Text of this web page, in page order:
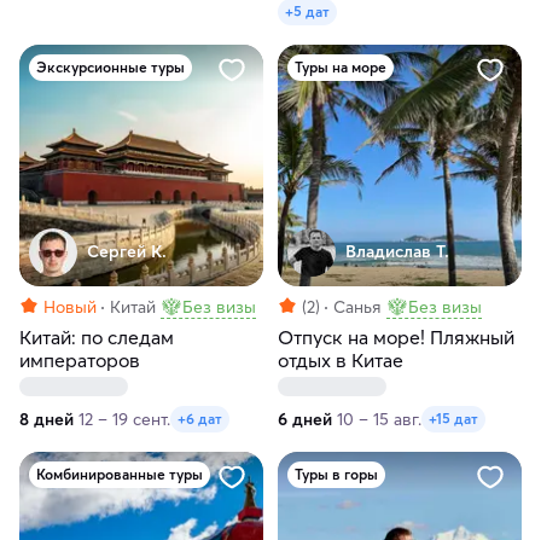
+5 дат
Экскурсионные туры
Сергей К.
Новый Китай Без визы
Китай: по следам
императоров
8 дней 12 – 19 сент. +6 дат
Туры на море
Владислав Т.
(2) Санья Без визы
Отпуск на море! Пляжный
отдых в Китае
6 дней 10 – 15 авг. +15 дат
Комбинированные туры Туры в горы